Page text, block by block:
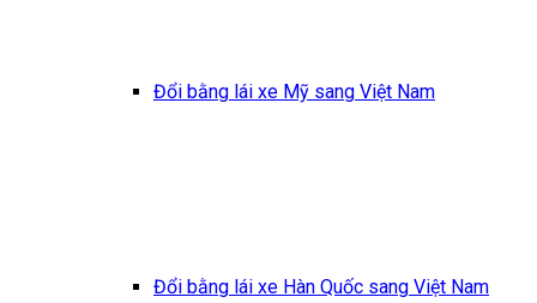
Đổi bằng lái xe Mỹ sang Việt Nam
Đổi bằng lái xe Hàn Quốc sang Việt Nam